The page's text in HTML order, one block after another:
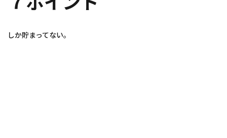
しか貯まってない。